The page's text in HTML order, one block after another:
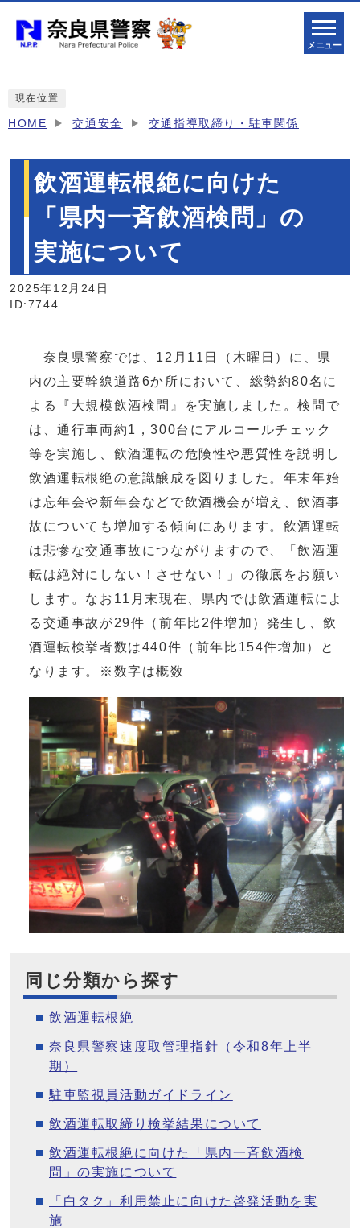
メニュー
現在位置
HOME 交通安全 交通指導取締り・駐車関係
飲酒運転根絶に向けた
「県内一斉飲酒検問」の
実施について
2025年12月24日
ID:7744
奈良県警察では、12月11日（木曜日）に、県
内の主要幹線道路6か所において、総勢約80名に
よる『大規模飲酒検問』を実施しました。検問で
は、通行車両約1，300台にアルコールチェック
等を実施し、飲酒運転の危険性や悪質性を説明し
飲酒運転根絶の意識醸成を図りました。年末年始
は忘年会や新年会などで飲酒機会が増え、飲酒事
故についても増加する傾向にあります。飲酒運転
は悲惨な交通事故につながりますので、「飲酒運
転は絶対にしない！させない！」の徹底をお願い
します。なお11月末現在、県内では飲酒運転によ
る交通事故が29件（前年比2件増加）発生し、飲
酒運転検挙者数は440件（前年比154件増加）と
なります。※数字は概数
同じ分類から探す
飲酒運転根絶
奈良県警察速度取管理指針（令和8年上半
期）
駐車監視員活動ガイドライン
飲酒運転取締り検挙結果について
飲酒運転根絶に向けた「県内一斉飲酒検
問」の実施について
「白タク」利用禁止に向けた啓発活動を実
施